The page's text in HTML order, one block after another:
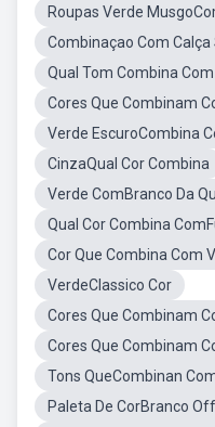
Roupas Verde
Combinaçao Com Calça
Qual Tom Combina
Cores Que Combinam
Verde EscuroCombina
CinzaQual Cor Combina
Verde ComBranco Da
Qual Cor Combina
Cor Que Combina Com
VerdeClassico Cor
Cores Que Combinam
Cores Que Combinam
Tons QueCombinan
Paleta De CorBranco